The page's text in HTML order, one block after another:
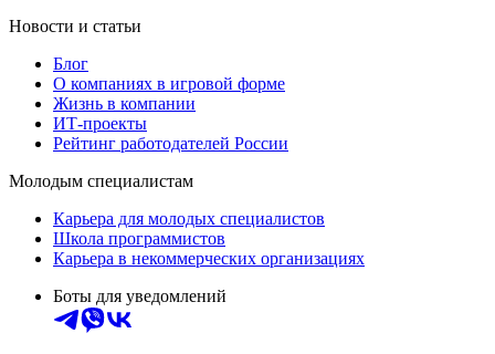
Новости и статьи
Блог
О компаниях в игровой форме
Жизнь в компании
ИТ-проекты
Рейтинг работодателей России
Молодым специалистам
Карьера для молодых специалистов
Школа программистов
Карьера в некоммерческих организациях
Боты для уведомлений